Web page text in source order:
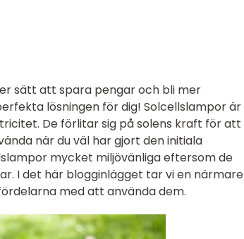
sätt att spara pengar och bli mer
lösningen för dig! Solcellslampor är
De förlitar sig på solens kraft för att
när du väl har gjort den initiala
mycket miljövänliga eftersom de
I det här blogginlägget tar vi en närmare
med att använda dem.